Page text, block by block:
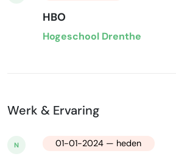
HBO
Hogeschool Drenthe
Werk & Ervaring
N 01-01-2024 — heden